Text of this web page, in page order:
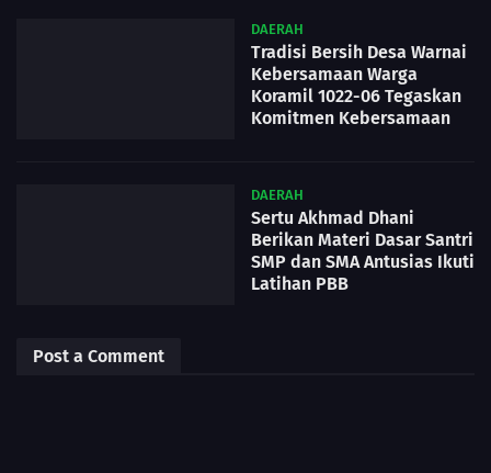
DAERAH
Tradisi Bersih Desa Warnai
Kebersamaan Warga
Koramil 1022-06 Tegaskan
Komitmen Kebersamaan
DAERAH
Sertu Akhmad Dhani
Berikan Materi Dasar Santri
SMP dan SMA Antusias Ikuti
Latihan PBB
Post a Comment